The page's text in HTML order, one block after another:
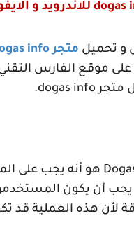
dogas للاندرويد و
و تحميل متجرinfo
على موقع الفارس
متجرdogas info
.
هو أنه يجب على
أن يكون
لأن هذه العملية قد